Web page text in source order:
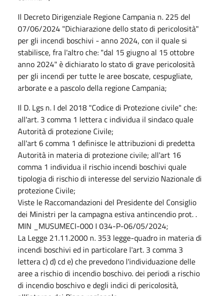
Il Decreto Dirigenziale Regione Campania n. 225 del
07/06/2024 "Dichiarazione dello stato di pericolosità"
per gli incendi boschivi - anno 2024, con il quale si
stabilisce, fra l'altro che: "dal 15 giugno al 15 ottobre
anno 2024" è dichiarato lo stato di grave pericolosità
per gli incendi per tutte le aree boscate, cespugliate,
arborate e a pascolo della regione Campania;
Il D. Lgs n. I del 2018 "Codice di Protezione civile" che:
all'art. 3 comma 1 lettera c individua il sindaco quale
Autorità di protezione Civile;
all'art 6 comma 1 definisce le attribuzioni di predetta
Autorità in materia di protezione civile; all'art 16
comma 1 individua il rischio incendi boschivi quale
tipologia di rischio di interesse del servizio Nazionale di
protezione Civile;
Viste le Raccomandazioni del Presidente del Consiglio
dei Ministri per la campagna estiva antincendio prot. .
MIN _MUSUMECI-000 I 034-P-06/05/2024;
La Legge 21.11.2000 n. 353 legge-quadro in materia di
incendi boschivi ed in particolare l'art. 3 comma 3
lettera c) d) cd e) che prevedono l'individuazione delle
aree a rischio di incendio boschivo. dei periodi a rischio
di incendio boschivo e degli indici di pericolosità,